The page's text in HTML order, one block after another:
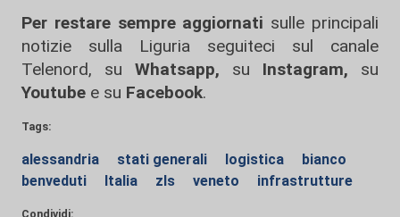
Per restare sempre aggiornati sulle principali
notizie sulla Liguria seguiteci sul canale
Telenord, su
Whatsapp, su Instagram, su
Youtube e su Facebook.
Tags:
alessandria stati generali logistica
bianco
benveduti
Italia zls veneto infrastrutture
Condividi: